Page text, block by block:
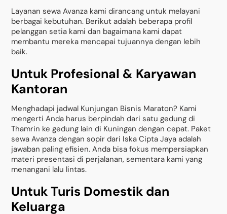
Layanan sewa Avanza kami dirancang untuk melayani
berbagai kebutuhan. Berikut adalah beberapa profil
pelanggan setia kami dan bagaimana kami dapat
membantu mereka mencapai tujuannya dengan lebih
baik.
Untuk Profesional & Karyawan
Kantoran
Menghadapi jadwal Kunjungan Bisnis Maraton? Kami
mengerti Anda harus berpindah dari satu gedung di
Thamrin ke gedung lain di Kuningan dengan cepat. Paket
sewa Avanza dengan sopir dari Iska Cipta Jaya adalah
jawaban paling efisien. Anda bisa fokus mempersiapkan
materi presentasi di perjalanan, sementara kami yang
menangani lalu lintas.
Untuk Turis Domestik dan
Keluarga